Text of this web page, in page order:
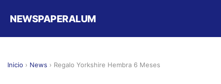
NEWSPAPERALUM
Inicio › News › Regalo Yorkshire Hembra 6 Meses